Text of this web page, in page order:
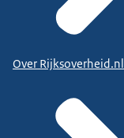
Over Rijksoverheid.nl